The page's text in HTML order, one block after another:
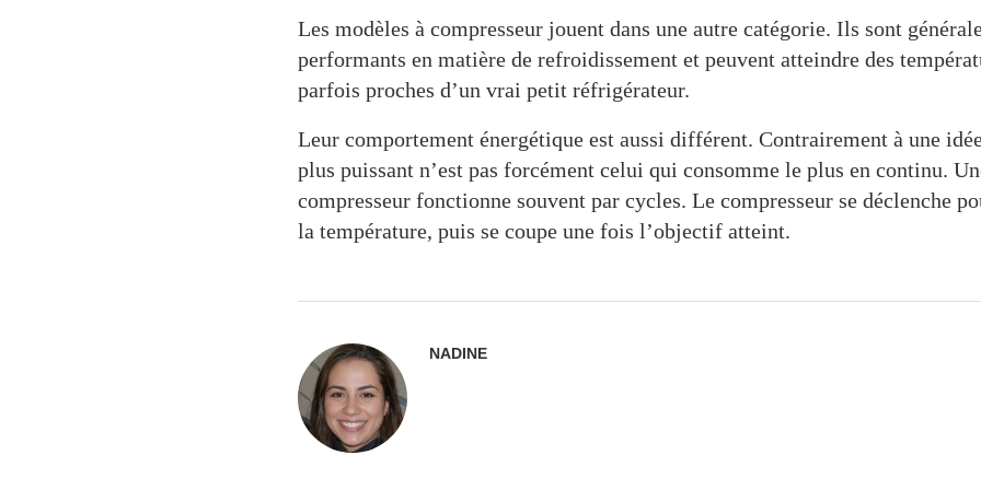
Les modèles à compresseur jouent dans une autre catégorie. Ils sont
performants en matière de refroidissement et peuvent atteindre des
parfois proches d’un vrai petit réfrigérateur.
Leur comportement énergétique est aussi différent. Contrairement à une
plus puissant n’est pas forcément celui qui consomme le plus en continu.
compresseur fonctionne souvent par cycles. Le compresseur se déclenche
la température, puis se coupe une fois l’objectif atteint.
NADINE